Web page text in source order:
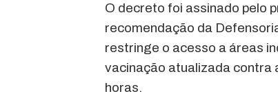
O decreto foi assinado pelo
recomendação da
restringe o acesso a áreas
vacinação atualizada contra
horas.